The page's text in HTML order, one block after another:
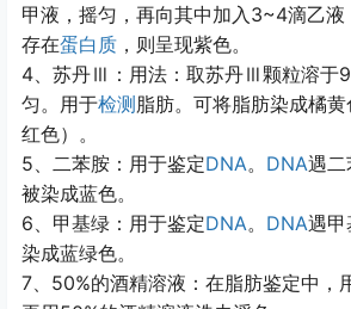
甲液，摇匀，再向其中加入 3~4滴乙液
存在蛋白质 ，则呈现紫色。
4 、苏丹Ⅲ ：用法：取苏丹Ⅲ 颗粒溶于
匀。用于检测 脂肪。可将脂肪染成橘
红色）。
5 、二苯胺：用于鉴定DNA。 DNA遇二
被染成蓝色。
6 、甲基绿：用于鉴定DNA。 DNA遇甲
染成蓝绿色。
7 50%的酒精溶液：在脂肪鉴定中，